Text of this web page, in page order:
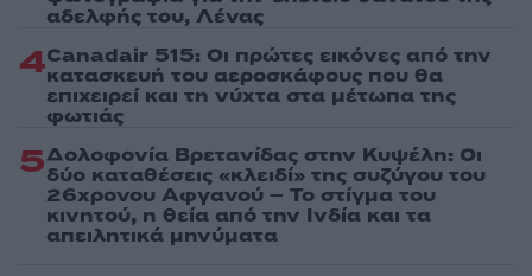
αδελφής του, Λένας
4Canadair 515: Οι πρώτες εικόνες από την
κατασκευή του αεροσκάφους που θα
επιχειρεί και τη νύχτα στα μέτωπα της
φωτιάς
5Δολοφονία Βρετανίδας στην Κυψέλη: Οι
δύο καταθέσεις «κλειδί» της συζύγου του
26χρονου Αφγανού – Το στίγμα του
κινητού, η θεία από την Ινδία και τα
απειλητικά μηνύματα